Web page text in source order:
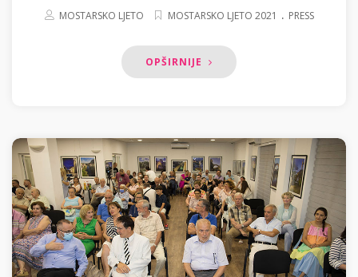
MOSTARSKO LJETO MOSTARSKO LJETO 2021 . PRESS
OPŠIRNIJE